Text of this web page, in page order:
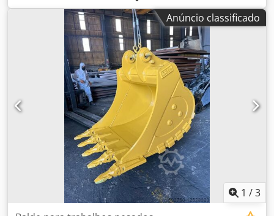
informações Tipo: Caixa de velocidades, Estado geral:
muito bom, Estado técnico: muito bom, Estado visual:
Anúncio classificado
1 /3